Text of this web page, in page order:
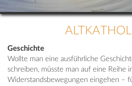
Geschichte
Wollte man eine ausführliche
schreiben, müsste man auf eine Reihe
Widerstandsbewegungen eingehen –